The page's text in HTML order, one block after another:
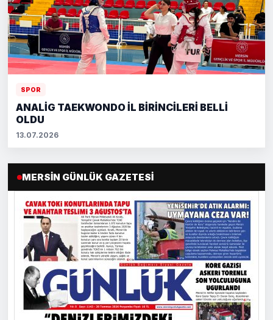
SPOR
ANALİG TAEKWONDO İL BİRİNCİLERİ BELLİ
OLDU
13.07.2026
MERSIN GÜNLÜK GAZETESI